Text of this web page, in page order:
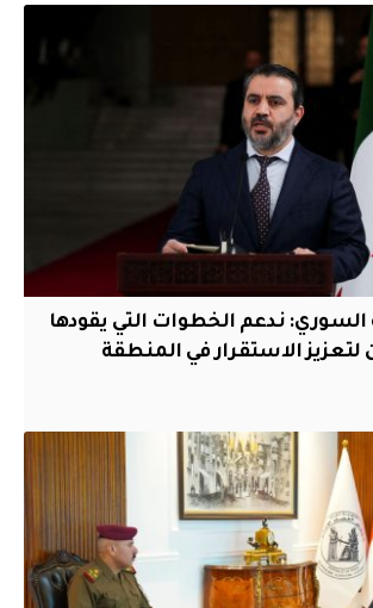
السوري: ندعم الخطوات التي يقودها
لتعزيز الاستقرار في المنطقة